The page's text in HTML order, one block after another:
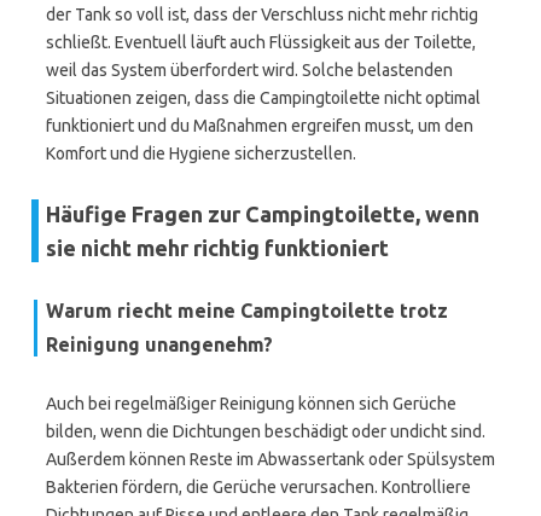
der Tank so voll ist, dass der Verschluss nicht mehr richtig
schließt. Eventuell läuft auch Flüssigkeit aus der Toilette,
weil das System überfordert wird. Solche belastenden
Situationen zeigen, dass die Campingtoilette nicht optimal
funktioniert und du Maßnahmen ergreifen musst, um den
Komfort und die Hygiene sicherzustellen.
Häufige Fragen zur Campingtoilette, wenn
sie nicht mehr richtig funktioniert
Warum riecht meine Campingtoilette trotz
Reinigung unangenehm?
Auch bei regelmäßiger Reinigung können sich Gerüche
bilden, wenn die Dichtungen beschädigt oder undicht sind.
Außerdem können Reste im Abwassertank oder Spülsystem
Bakterien fördern, die Gerüche verursachen. Kontrolliere